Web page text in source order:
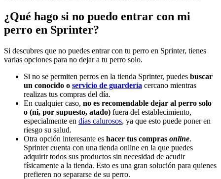
¿Qué hago si no puedo entrar con mi
perro en Sprinter?
Si descubres que no puedes entrar con tu perro en Sprinter, tienes
varias opciones para no dejar a tu perro solo.
Si no se permiten perros en la tienda Sprinter, puedes buscar
un conocido o servicio de guardería cercano mientras
realizas tus compras del día.
En cualquier caso, no es recomendable dejar al perro solo
o (ni, por supuesto, atado) fuera del establecimiento,
especialmente en días calurosos, ya que esto puede poner en
riesgo su salud.
Otra opción interesante es hacer tus compras online.
Sprinter cuenta con una tienda online en la que puedes
adquirir todos sus productos sin necesidad de acudir
físicamente a la tienda. Esto es una gran solución para quienes
prefieren no separarse de su perro.